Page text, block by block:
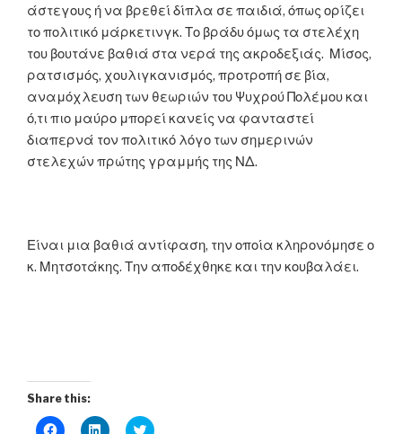
άστεγους ή να βρεθεί δίπλα σε παιδιά, όπως ορίζει
το πολιτικό μάρκετινγκ. Το βράδυ όμως τα στελέχη
του βουτάνε βαθιά στα νερά της ακροδεξιάς. Μίσος,
ρατσισμός, χουλιγκανισμός, προτροπή σε βία,
αναμόχλευση των θεωριών του Ψυχρού Πολέμου και
ό,τι πιο μαύρο μπορεί κανείς να φανταστεί
διαπερνά τον πολιτικό λόγο των σημερινών
στελεχών πρώτης γραμμής της ΝΔ.
Είναι μια βαθιά αντίφαση, την οποία κληρονόμησε ο
κ. Μητσοτάκης. Την αποδέχθηκε και την κουβαλάει.
Share this:
C C C